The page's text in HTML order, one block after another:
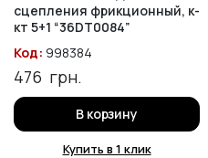
сцепления фрикционный, к-
кт 5+1 “36DT0084”
Код: 998384
476 грн.
В корзину
Купить в 1 клик